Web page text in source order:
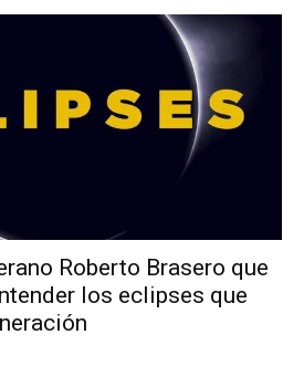
Roberto Brasero que
los eclipses que